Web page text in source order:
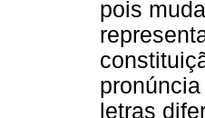
pois
letras